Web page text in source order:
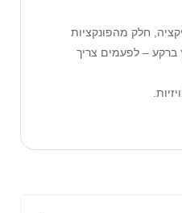
חלק מהפונקציות
ברקע – לפעמים צריך